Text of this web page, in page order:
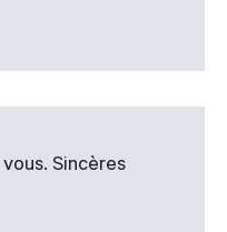
Sincères